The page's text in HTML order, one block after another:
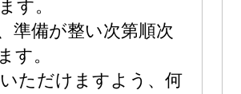
す。
準備が整い次第順次
す。
ただけますよう、何